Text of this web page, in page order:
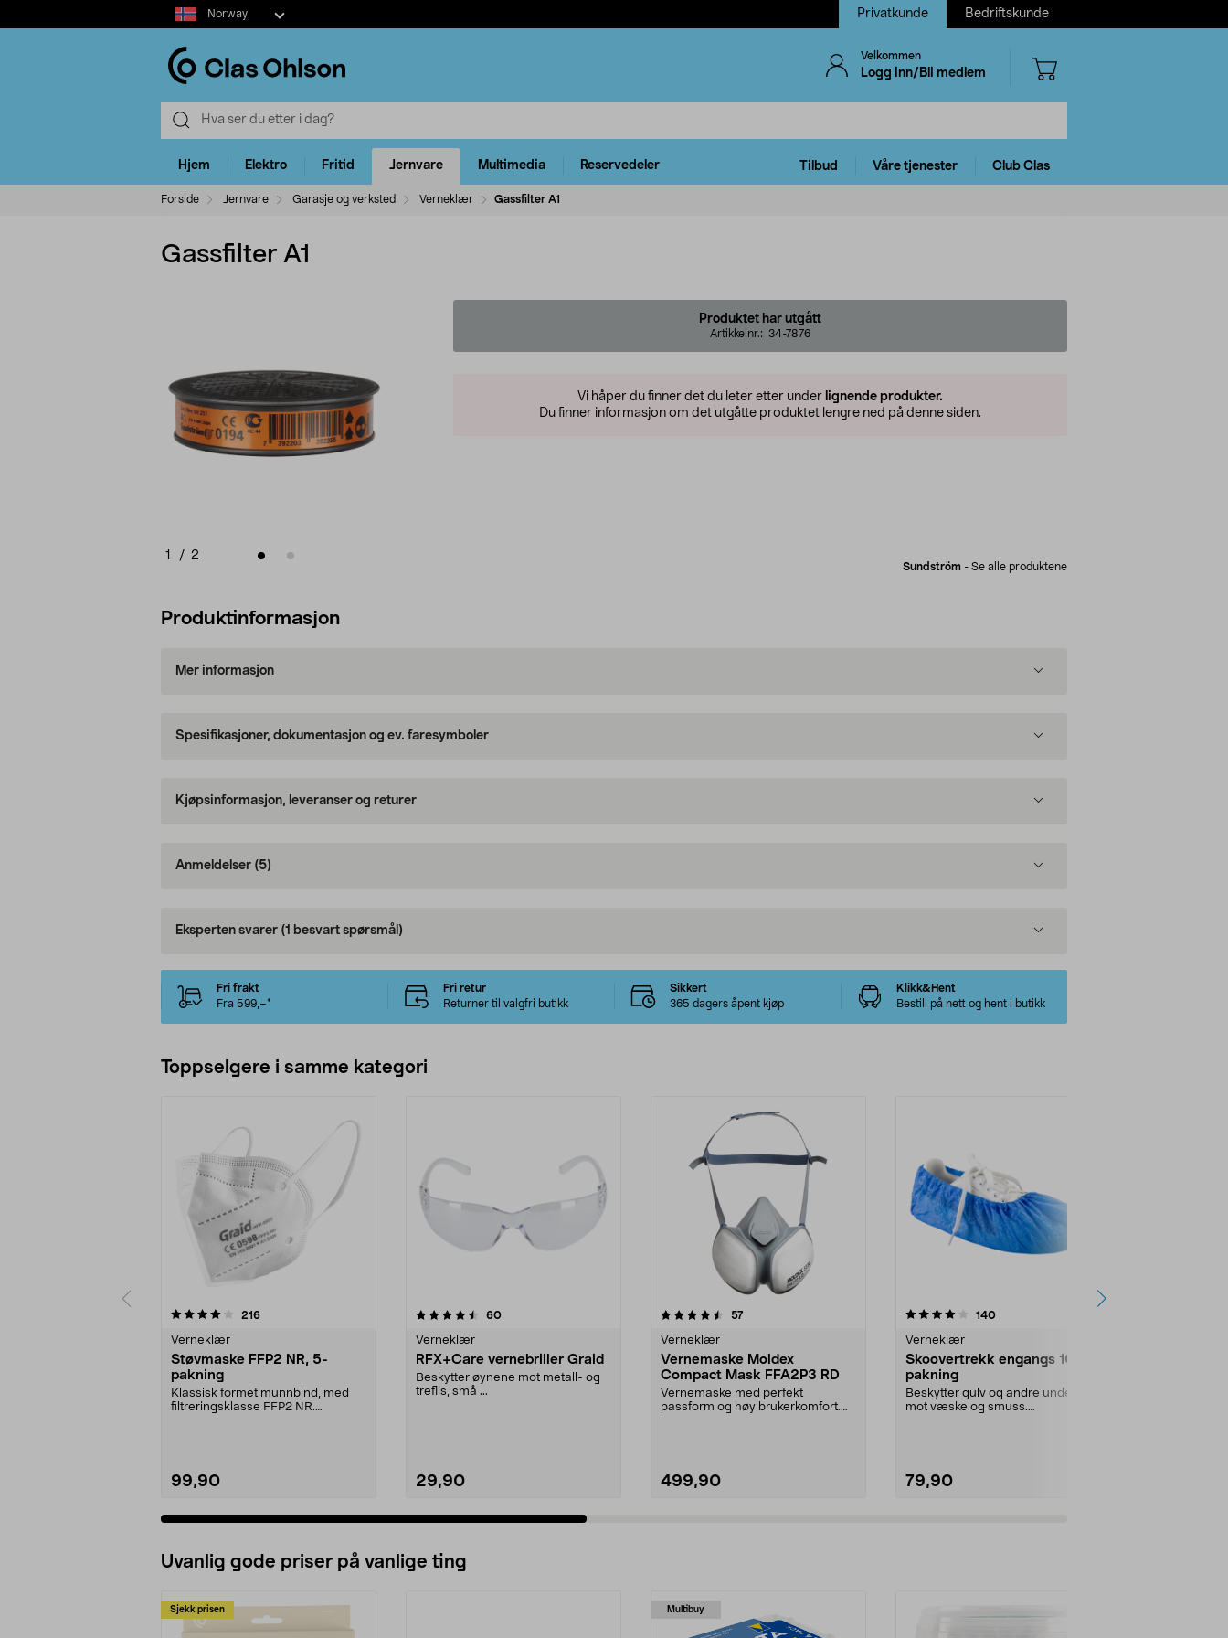
Select
market
Norway Privatkunde Bedriftskunde
Velkommen
Logg inn/Bli medlem
Hjem Elektro Fritid Jernvare Multimedia Reservedeler Tilbud Våre tjenester Club Clas
Forside Jernvare Garasje og verksted Verneklær Gassfilter A1
Gassfilter A1
1 / 2
Produktet har utgått
Artikkelnr.: 34-7876
Vi håper du finner det du leter etter under lignende produkter.
Du finner informasjon om det utgåtte produktet lengre ned på denne siden.
Sundström - Se alle produktene
Produktinformasjon
Mer informasjon
Spesifikasjoner, dokumentasjon og ev. faresymboler
Kjøpsinformasjon, leveranser og returer
Anmeldelser (5)
Eksperten svarer (1 besvart spørsmål)
Fri frakt
Fra 599,–*
Fri retur
Returner til valgfri butikk
Sikkert
365 dagers åpent kjøp
Klikk&Hent
Bestill på nett og hent i butikk
Toppselgere i samme kategori
216anmeldelser
Verneklær
Støvmaske FFP2 NR, 5-
pakning
Klassisk formet munnbind, med
filtreringsklasse FFP2 NR.
99,90
4.5 av 5 stjerner 60anmeldelser
Verneklær
RFX+Care vernebriller Graid
Beskytter øynene mot metall- og
treflis, små ...
29,90
4.5 av 5 stjerner 57anmeldelser
Verneklær
Vernemaske Moldex
Compact Mask FFA2P3 RD
Vernemaske med perfekt
passform og høy brukerkomfort.
499,90
4.0 av 5 stjerner 140anmeldelser
Verneklær
Skoovertrekk engangs 100-
pakning
Beskytter gulv og andre underlag
mot væske og smuss.
79,90
4.5 av 5 stjerner
Uvanlig gode priser på vanlige ting
Sjekk prisen Multibuy